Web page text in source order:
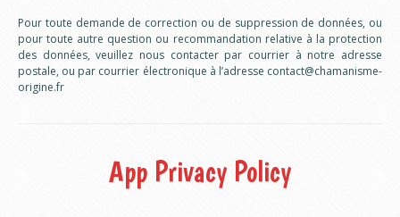
Pour toute demande de correction ou de suppression de données, ou
pour toute autre question ou recommandation relative à la protection
des données, veuillez nous contacter par courrier à notre adresse
postale, ou par courrier électronique à l’adresse contact@chamanisme-
origine.fr
App Privacy Policy